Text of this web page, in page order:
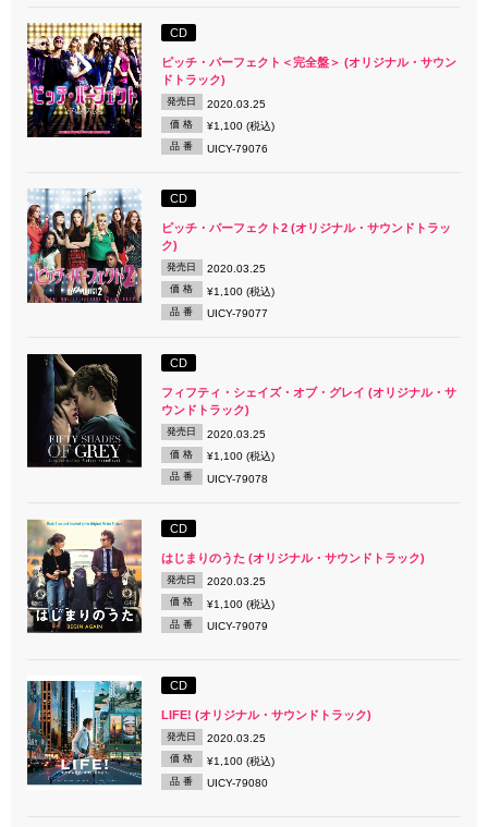
CD
ピッチ・パーフェクト＜完全盤＞ (オリジナル・サウン
ドトラック)
発売日 2020.03.25
価 格 ¥1,100 (税込)
品 番 UICY-79076
CD
ピッチ・パーフェクト2 (オリジナル・サウンドトラッ
ク)
発売日 2020.03.25
価 格 ¥1,100 (税込)
品 番 UICY-79077
CD
フィフティ・シェイズ・オブ・グレイ (オリジナル・サ
ウンドトラック)
発売日 2020.03.25
価 格 ¥1,100 (税込)
品 番 UICY-79078
CD
はじまりのうた (オリジナル・サウンドトラック)
発売日 2020.03.25
価 格 ¥1,100 (税込)
品 番 UICY-79079
CD
LIFE! (オリジナル・サウンドトラック)
発売日 2020.03.25
価 格 ¥1,100 (税込)
品 番 UICY-79080